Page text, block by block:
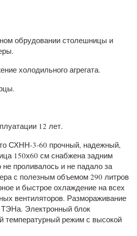
обрудовании столешницы и
холодильного агрегата.
12 лет.
СХНН-3-60 прочный, надежный,
150х60 см снабжена задним
не проливалось и не падало за
с полезным объемом 290 литров
и быстрое охлаждение на всех
вентиляторов. Размораживание
Электронный блок
температурный режим с высокой